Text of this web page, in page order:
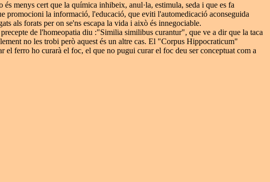
menys cert que la química inhibeix, anul·la, estimula, seda i que es fa
promocioni la informació, l'educació, que eviti l'automedicació aconseguida
als forats per on se'ns escapa la vida i això és innegociable.
de l'homeopatia diu :"Similia similibus curantur", que ve a dir que la taca
no les trobi però aquest és un altre cas. El "Corpus Hippocraticum"
ferro ho curarà el foc, el que no pugui curar el foc deu ser conceptuat com a